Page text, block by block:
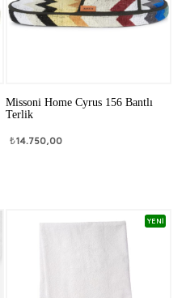
Missoni Home Cyrus 156 Bantlı
Terlik
₺14.750,00
YENİ